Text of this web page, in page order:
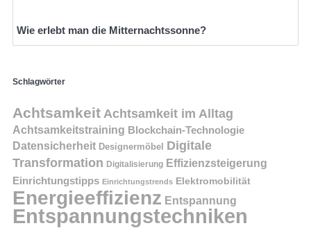
Wie erlebt man die Mitternachtssonne?
Schlagwörter
Achtsamkeit Achtsamkeit im Alltag
Achtsamkeitstraining Blockchain-Technologie
Datensicherheit Designermöbel
Digitale
Transformation Digitalisierung Effizienzsteigerung
Einrichtungstipps Einrichtungstrends Elektromobilität
Energieeffizienz Entspannung
Entspannungstechniken